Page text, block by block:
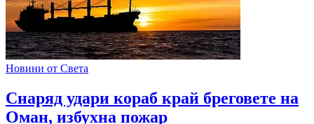
Новини от Света
Снаряд удари кораб край бреговете на
Оман, избухна пожар